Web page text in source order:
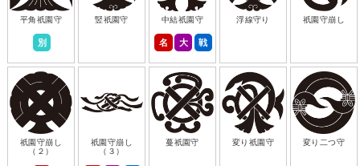
平角祇園守
別
竪祇園守 中結祇園守
名 大 戦
浮線守り 祇園守崩し
祇園守崩し
（２）
祇園守崩し
（３）
蔓祇園守 変り祇園守 変り二つ守